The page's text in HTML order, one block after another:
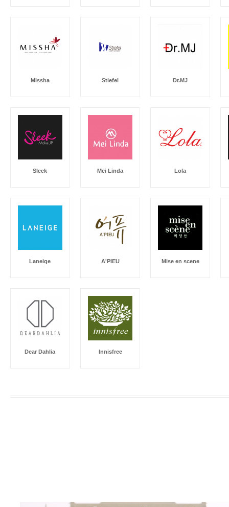
Missha Stiefel Dr.MJ
Sleek Mei Linda Lola
Laneige A'PIEU Mise en scene
Dear Dahlia Innisfree